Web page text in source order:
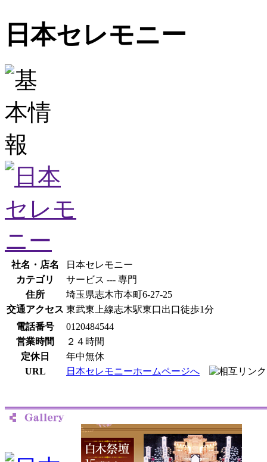
日本セレモニー
社名・店名
日本セレモニー
カテゴリ
サービス --- 専門
住所
埼玉県志木市本町6-27-25
交通アクセス 東武東上線志木駅東口出口徒歩1分
電話番号
0120484544
営業時間
２４時間
定休日
年中無休
URL
日本セレモニーホームページへ